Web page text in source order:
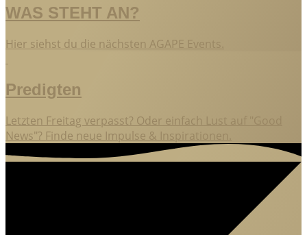
WAS STEHT AN?
Hier siehst du die nächsten AGAPE Events.
Predigten
Letzten Freitag verpasst? Oder einfach Lust auf "Good
News"? Finde neue Impulse & Inspirationen.